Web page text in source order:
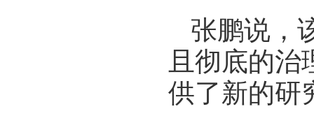
张鹏说，
且彻底的
供了新的研